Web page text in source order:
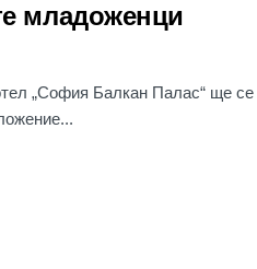
младоженци
„София Балкан Палас“ ще